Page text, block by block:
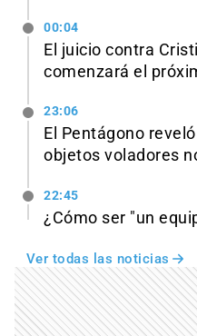
00:04
El juicio contra
comenzará el
23:06
El Pentágono
objetos voladores
22:45
¿Cómo ser "un
Ver todas las noticias